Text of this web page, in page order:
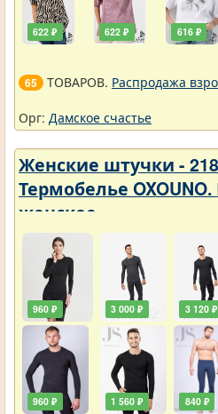
622 ₽ 622 ₽ 616 ₽
65 ТОВАРОВ. Распродажа
Орг: Дамское счастье
Женские штучки -
Термобелье
женское
960 ₽
960 ₽
3 000 ₽
1 560 ₽
3 120 ₽
840 ₽